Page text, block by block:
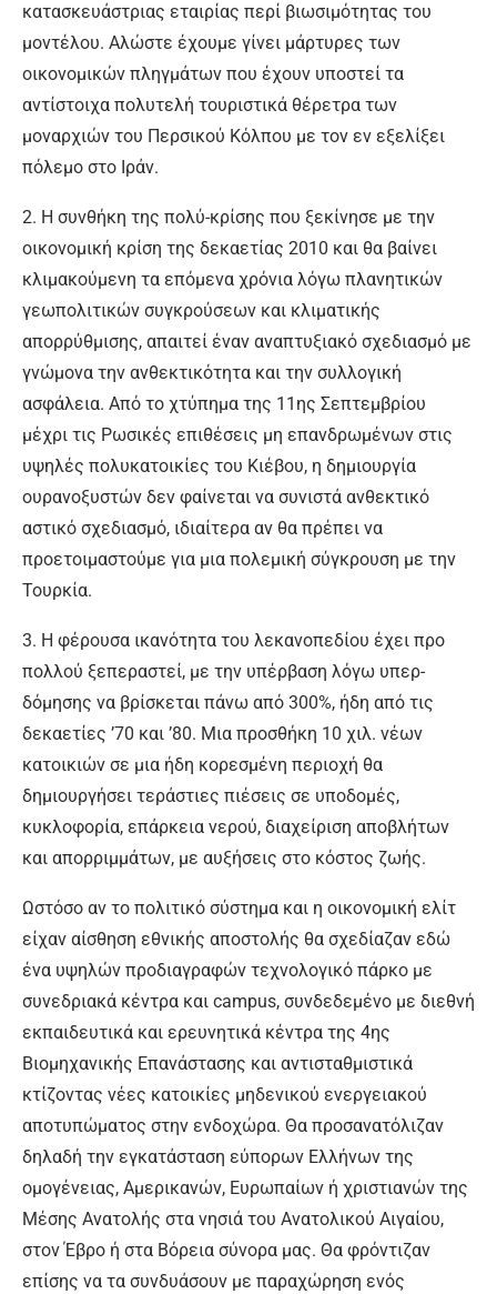
κατασκευάστριας εταιρίας περί βιωσιμότητας του
μοντέλου. Αλώστε έχουμε γίνει μάρτυρες των
οικονομικών πληγμάτων που έχουν υποστεί τα
αντίστοιχα πολυτελή τουριστικά θέρετρα των
μοναρχιών του Περσικού Κόλπου με τον εν εξελίξει
πόλεμο στο Ιράν.
2. Η συνθήκη της πολύ-κρίσης που ξεκίνησε με την
οικονομική κρίση της δεκαετίας 2010 και θα βαίνει
κλιμακούμενη τα επόμενα χρόνια λόγω πλανητικών
γεωπολιτικών συγκρούσεων και κλιματικής
απορρύθμισης, απαιτεί έναν αναπτυξιακό σχεδιασμό με
γνώμονα την ανθεκτικότητα και την συλλογική
ασφάλεια. Από το χτύπημα της 11ης Σεπτεμβρίου
μέχρι τις Ρωσικές επιθέσεις μη επανδρωμένων στις
υψηλές πολυκατοικίες του Κιέβου, η δημιουργία
ουρανοξυστών δεν φαίνεται να συνιστά ανθεκτικό
αστικό σχεδιασμό, ιδιαίτερα αν θα πρέπει να
προετοιμαστούμε για μια πολεμική σύγκρουση με την
Τουρκία.
3. Η φέρουσα ικανότητα του λεκανοπεδίου έχει προ
πολλού ξεπεραστεί, με την υπέρβαση λόγω υπερ-
δόμησης να βρίσκεται πάνω από 300%, ήδη από τις
δεκαετίες ’70 και ’80. Μια προσθήκη 10 χιλ. νέων
κατοικιών σε μια ήδη κορεσμένη περιοχή θα
δημιουργήσει τεράστιες πιέσεις σε υποδομές,
κυκλοφορία, επάρκεια νερού, διαχείριση αποβλήτων
και απορριμμάτων, με αυξήσεις στο κόστος ζωής.
Ωστόσο αν το πολιτικό σύστημα και η οικονομική ελίτ
είχαν αίσθηση εθνικής αποστολής θα σχεδίαζαν εδώ
ένα υψηλών προδιαγραφών τεχνολογικό πάρκο με
συνεδριακά κέντρα και campus, συνδεδεμένο με διεθνή
εκπαιδευτικά και ερευνητικά κέντρα της 4ης
Βιομηχανικής Επανάστασης και αντισταθμιστικά
κτίζοντας νέες κατοικίες μηδενικού ενεργειακού
αποτυπώματος στην ενδοχώρα. Θα προσανατόλιζαν
δηλαδή την εγκατάσταση εύπορων Ελλήνων της
ομογένειας, Αμερικανών, Ευρωπαίων ή χριστιανών της
Μέσης Ανατολής στα νησιά του Ανατολικού Αιγαίου,
στον Έβρο ή στα Βόρεια σύνορα μας. Θα φρόντιζαν
επίσης να τα συνδυάσουν με παραχώρηση ενός